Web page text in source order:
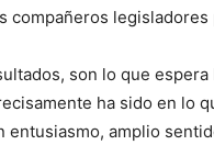
compañeros legisladores
son lo que espera
ha sido en lo
entusiasmo, amplio